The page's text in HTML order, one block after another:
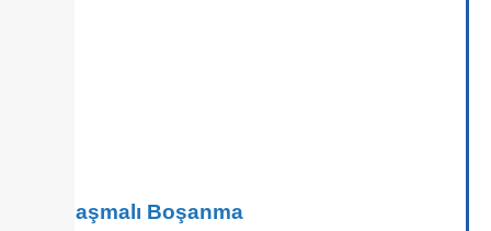
Anlaşmalı Boşanma